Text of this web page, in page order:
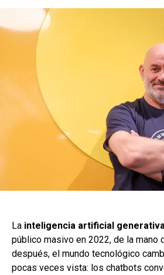
La inteligencia artificial
público masivo en 2022, de la mano
después, el mundo tecnológico
pocas veces vista: los chatbots